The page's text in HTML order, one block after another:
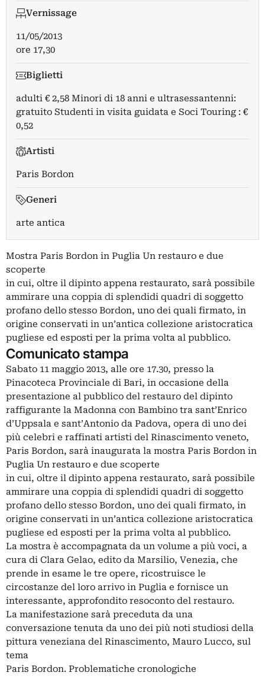
Vernissage
11/05/2013
ore 17,30
Biglietti
adulti € 2,58 Minori di 18 anni e ultrasessantenni:
gratuito Studenti in visita guidata e Soci Touring : €
0,52
Artisti
Paris Bordon
Generi
arte antica
Mostra Paris Bordon in Puglia Un restauro e due
scoperte
in cui, oltre il dipinto appena restaurato, sarà possibile
ammirare una coppia di splendidi quadri di soggetto
profano dello stesso Bordon, uno dei quali firmato, in
origine conservati in un’antica collezione aristocratica
pugliese ed esposti per la prima volta al pubblico.
Comunicato stampa
Sabato 11 maggio 2013, alle ore 17.30, presso la
Pinacoteca Provinciale di Bari, in occasione della
presentazione al pubblico del restauro del dipinto
raffigurante la Madonna con Bambino tra sant’Enrico
d’Uppsala e sant’Antonio da Padova, opera di uno dei
più celebri e raffinati artisti del Rinascimento veneto,
Paris Bordon, sarà inaugurata la mostra Paris Bordon in
Puglia Un restauro e due scoperte
in cui, oltre il dipinto appena restaurato, sarà possibile
ammirare una coppia di splendidi quadri di soggetto
profano dello stesso Bordon, uno dei quali firmato, in
origine conservati in un’antica collezione aristocratica
pugliese ed esposti per la prima volta al pubblico.
La mostra è accompagnata da un volume a più voci, a
cura di Clara Gelao, edito da Marsilio, Venezia, che
prende in esame le tre opere, ricostruisce le
circostanze del loro arrivo in Puglia e fornisce un
interessante, approfondito resoconto del restauro.
La manifestazione sarà preceduta da una
conversazione tenuta da uno dei più noti studiosi della
pittura veneziana del Rinascimento, Mauro Lucco, sul
tema
Paris Bordon. Problematiche cronologiche